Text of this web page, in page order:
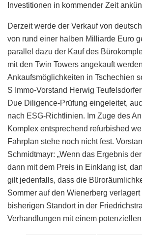
Investitionen in kommender Zeit
Derzeit werde der Verkauf von
von rund einer halben Milliarde Euro
parallel dazu der Kauf des
mit den Twin Towers angekauft
Ankaufsmöglichkeiten in Tschechien
S Immo-Vorstand Herwig
Due Diligence-Prüfung eingeleitet,
nach ESG-Richtlinien. Im Zuge des
Komplex entsprechend refurbished
Fahrplan stehe noch nicht fest.
Schmidtmayr: „Wenn das Ergebnis
dann mit dem Preis in Einklang ist,
gilt jedenfalls, dass die
Sommer auf den Wienerberg
bisherigen Standort in der
Verhandlungen mit einem